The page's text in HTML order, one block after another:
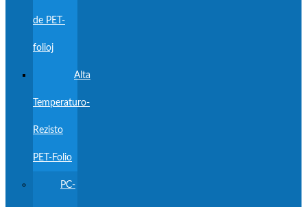
de PET-
folioj
Alta
Temperaturo-
Rezisto
PET-Folio
PC-